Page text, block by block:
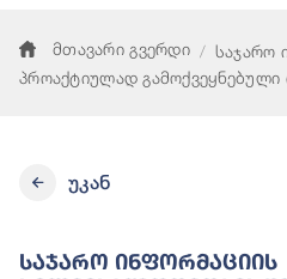
მთავარი გვერდი
საჯარო
პროაქტიულად გამოქვეყნებული
უკან
Საჯარო Ინფორმაციის